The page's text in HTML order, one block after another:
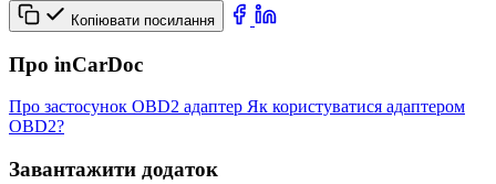
Копіювати посилання
Про inCarDoc
Про застосунок OBD2 адаптер Як користуватися адаптером
OBD2?
Завантажити додаток